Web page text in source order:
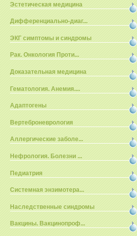
Эстетическая медицина
Дифференциально-диаг...
ЭКГ симптомы и синдромы
Рак. Онкология Проти...
Доказательная медицина
Гематология. Анемия....
Адаптогены
Вертеброневрология
Аллергические заболе...
Нефрология. Болезни ...
Педиатрия
Системная энзимотера...
Наследственные синдромы
Вакцины. Вакцинопроф...